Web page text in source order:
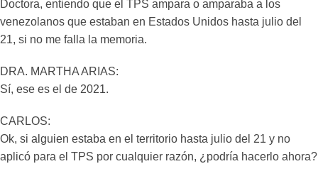
Doctora, entiendo que el TPS ampara o amparaba a los
venezolanos que estaban en Estados Unidos hasta julio del
21, si no me falla la memoria.
DRA. MARTHA ARIAS:
Sí, ese es el de 2021.
CARLOS:
Ok, si alguien estaba en el territorio hasta julio del 21 y no
aplicó para el TPS por cualquier razón, ¿podría hacerlo ahora?